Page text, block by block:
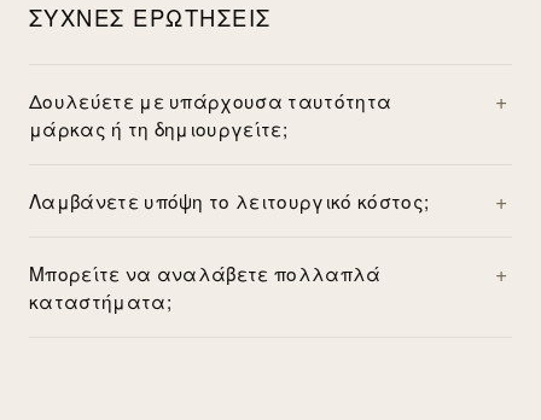
ΣΥΧΝΈΣ ΕΡΩΤΉΣΕΙΣ
Δουλεύετε με υπάρχουσα ταυτότητα
μάρκας ή τη δημιουργείτε;
Λαμβάνετε υπόψη το λειτουργικό κόστος;
Μπορείτε να αναλάβετε πολλαπλά
καταστήματα;